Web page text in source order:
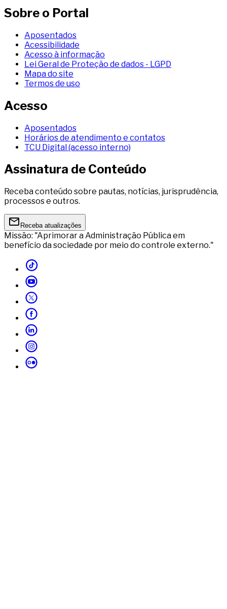
Sobre o Portal
Aposentados
Acessibilidade
Acesso à informação
Lei Geral de Proteção de dados - LGPD
Mapa do site
Termos de uso
Acesso
Aposentados
Horários de atendimento e contatos
TCU Digital (acesso interno)
Assinatura de Conteúdo
Receba conteúdo sobre pautas, notícias, jurisprudência,
processos e outros.
Receba atualizações
Missão: "Aprimorar a Administração Pública em
benefício da sociedade por meio do controle externo."